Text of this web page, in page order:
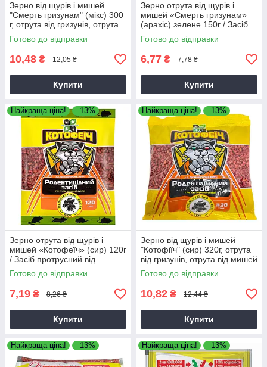
Зерно від щурів і мишей
"Смерть гризунам" (мікс) 300
г, отрута від гризунів, отрута
від мишей
Готово до відправки
10,48 ₴ 12,05 ₴
Купити
Зерно отрута від щурів і
мишей «Смерть гризунам»
(арахіс) зелене 150г / Засіб
протруєний для гризунів
Готово до відправки
6,77 ₴ 7,78 ₴
Купити
Найкраща ціна! –13%
Зерно отрута від щурів і
мишей «Котофеїч» (сир) 120г
/ Засіб протруєний від
гризунів
Готово до відправки
7,19 ₴ 8,26 ₴
Купити
Найкраща ціна! –13%
Зерно від щурів і мишей
"Котофіїч" (сир) 320г, отрута
від гризунів, отрута від мишей
Готово до відправки
10,82 ₴ 12,44 ₴
Купити
Найкраща ціна! –13% Найкраща ціна! –13%